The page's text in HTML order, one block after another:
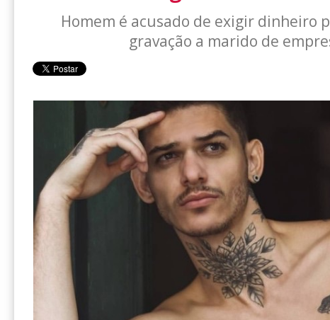
Homem é acusado de exigir dinheiro
gravação a marido de